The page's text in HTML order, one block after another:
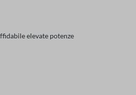
elevate potenze